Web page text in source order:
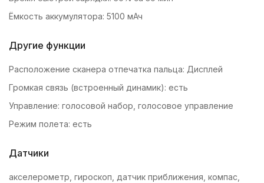
Ёмкость аккумулятора: 5100 мАч
Другие функции
Расположение сканера отпечатка пальца: Дисплей
Громкая связь (встроенный динамик): есть
Управление: голосовой набор, голосовое управление
Режим полета: есть
Датчики
акселерометр, гироскоп, датчик приближения, компас,